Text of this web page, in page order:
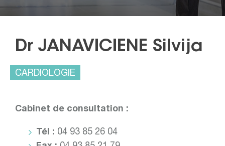
Dr JANAVICIENE Silvija
CARDIOLOGIE
Cabinet de consultation :
Tél : 04 93 85 26 04